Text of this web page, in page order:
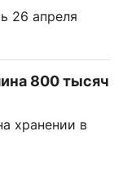
26 апреля
800 тысяч
хранении в